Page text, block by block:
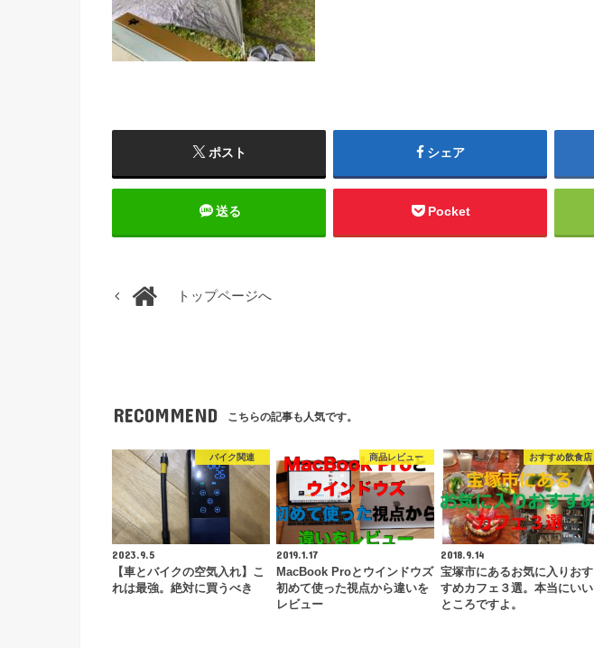
ポスト シェア
送る Pocket
トップページへ
RECOMMEND こちらの記事も人気です。
バイク関連
2023.9.5
【車とバイクの空気入れ】こ
れは最強。絶対に買うべき
商品レビュー
2019.1.17
MacBook Proとウインドウズ
初めて使った視点から違いを
レビュー
おすすめ飲食店
2018.9.14
宝塚市にあるお気に入りおす
すめカフェ３選。本当にいい
ところですよ。